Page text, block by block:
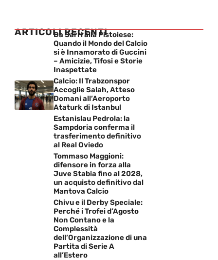
ARTICOLI RECENTI
Da Sarri alla Pistoiese:
Quando il Mondo del Calcio
si è Innamorato di Guccini
– Amicizie, Tifosi e Storie
Inaspettate
Calcio: Il Trabzonspor
Accoglie Salah, Atteso
Domani all’Aeroporto
Ataturk di Istanbul
Estanislau Pedrola: la
Sampdoria conferma il
trasferimento definitivo
al Real Oviedo
Tommaso Maggioni:
difensore in forza alla
Juve Stabia fino al 2028,
un acquisto definitivo dal
Mantova Calcio
Chivu e il Derby Speciale:
Perché i Trofei d’Agosto
Non Contano e la
Complessità
dell’Organizzazione di una
Partita di Serie A
all’Estero